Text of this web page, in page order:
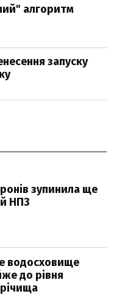
алгоритм
запуску
зупинила ще
НПЗ
водосховище
до рівня